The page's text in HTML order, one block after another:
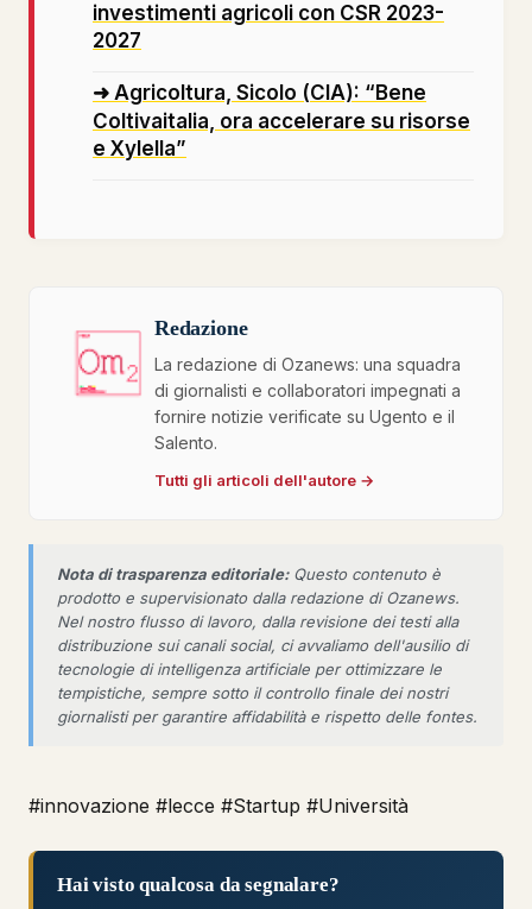
investimenti agricoli con CSR 2023-
2027
➜ Agricoltura, Sicolo (CIA): “Bene
Coltivaitalia, ora accelerare su risorse
e Xylella”
Redazione
La redazione di Ozanews: una squadra
di giornalisti e collaboratori impegnati a
fornire notizie verificate su Ugento e il
Salento.
Tutti gli articoli dell'autore →
Nota di trasparenza editoriale:Questo contenuto è
prodotto e supervisionato dalla redazione di Ozanews.
Nel nostro flusso di lavoro, dalla revisione dei testi alla
distribuzione sui canali social, ci avvaliamo dell'ausilio di
tecnologie di intelligenza artificiale per ottimizzare le
tempistiche, sempre sotto il controllo finale dei nostri
giornalisti per garantire affidabilità e rispetto delle fontes.
#innovazione #lecce #Startup #Università
Hai visto qualcosa da segnalare?